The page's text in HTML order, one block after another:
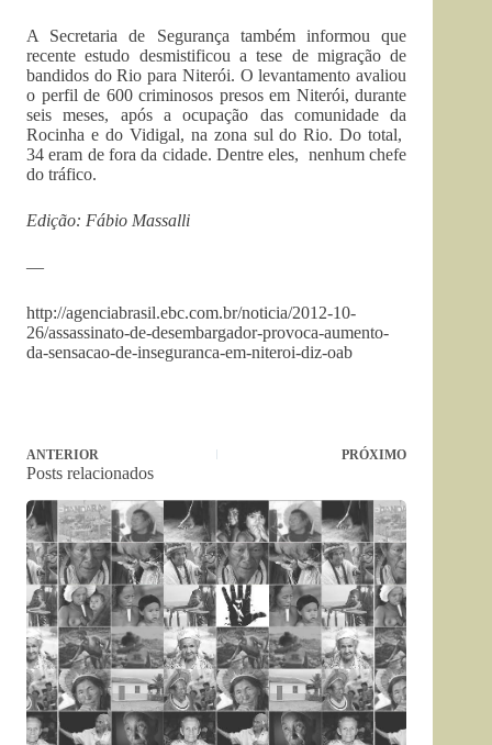
A Secretaria de Segurança também informou que
recente estudo desmistificou a tese de migração de
bandidos do Rio para Niterói. O levantamento avaliou
o perfil de 600 criminosos presos em Niterói, durante
seis meses, após a ocupação das comunidade da
Rocinha e do Vidigal, na zona sul do Rio. Do total,
34 eram de fora da cidade. Dentre eles, nenhum chefe
do tráfico.
Edição: Fábio Massalli
—
http://agenciabrasil.ebc.com.br/noticia/2012-10-
26/assassinato-de-desembargador-provoca-aumento-
da-sensacao-de-inseguranca-em-niteroi-diz-oab
ANTERIOR PRÓXIMO
Posts relacionados